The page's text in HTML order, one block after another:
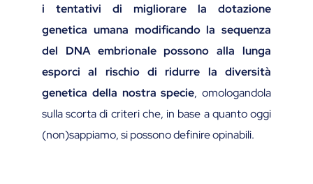
i tentativi di migliorare la dotazione
genetica umana modificando la sequenza
del DNA embrionale possono alla lunga
esporci al rischio di ridurre la diversità
genetica della nostra specie, omologandola
sulla scorta di criteri che, in base a quanto oggi
(non)sappiamo, si possono definire opinabili.